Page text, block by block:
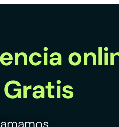
Gratis